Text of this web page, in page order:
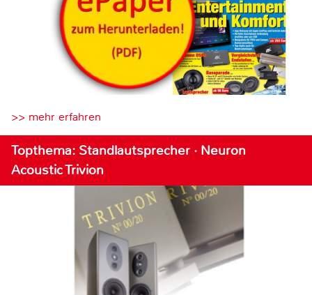
>> mehr erfahren
Topthema: Standlautsprecher · Neuron
Acoustic Trivion